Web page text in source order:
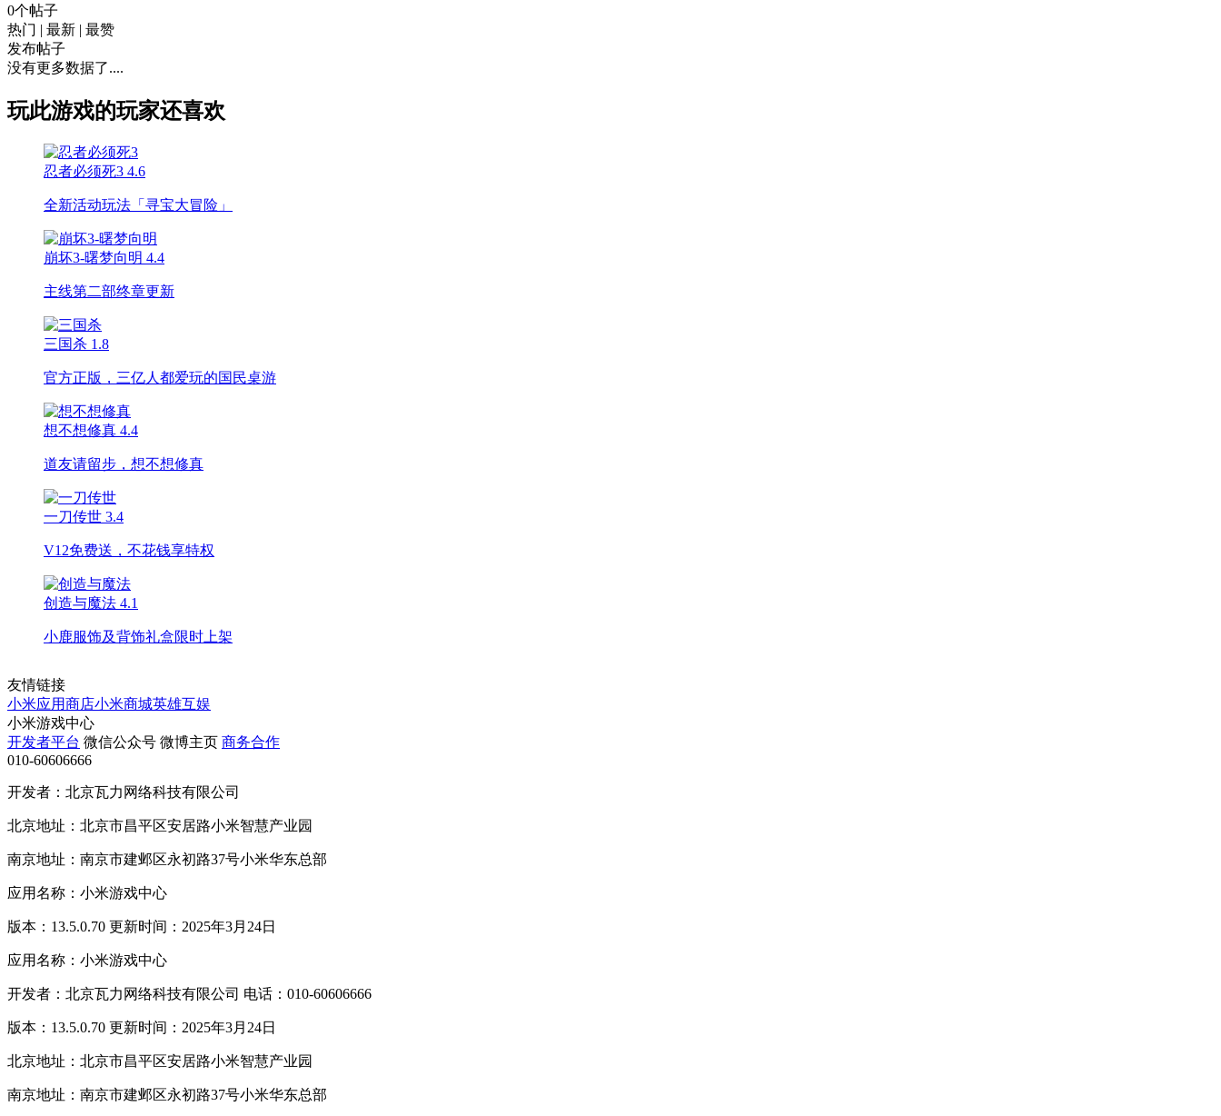
0个帖子
热门 | 最新 | 最赞
发布帖子
没有更多数据了....
玩此游戏的玩家还喜欢
忍者必须死3 4.6
全新活动玩法「寻宝大冒险」
崩坏3-曙梦向明 4.4
主线第二部终章更新
三国杀 1.8
官方正版，三亿人都爱玩的国民桌游
想不想修真 4.4
道友请留步，想不想修真
一刀传世 3.4
V12免费送，不花钱享特权
创造与魔法 4.1
小鹿服饰及背饰礼盒限时上架
友情链接
小米应用商店小米商城英雄互娱
小米游戏中心
开发者平台 微信公众号 微博主页 商务合作
010-60606666
开发者：北京瓦力网络科技有限公司
北京地址：北京市昌平区安居路小米智慧产业园
南京地址：南京市建邺区永初路37号小米华东总部
应用名称：小米游戏中心
版本：13.5.0.70 更新时间：2025年3月24日
应用名称：小米游戏中心
开发者：北京瓦力网络科技有限公司 电话：010-60606666
版本：13.5.0.70 更新时间：2025年3月24日
北京地址：北京市昌平区安居路小米智慧产业园
南京地址：南京市建邺区永初路37号小米华东总部